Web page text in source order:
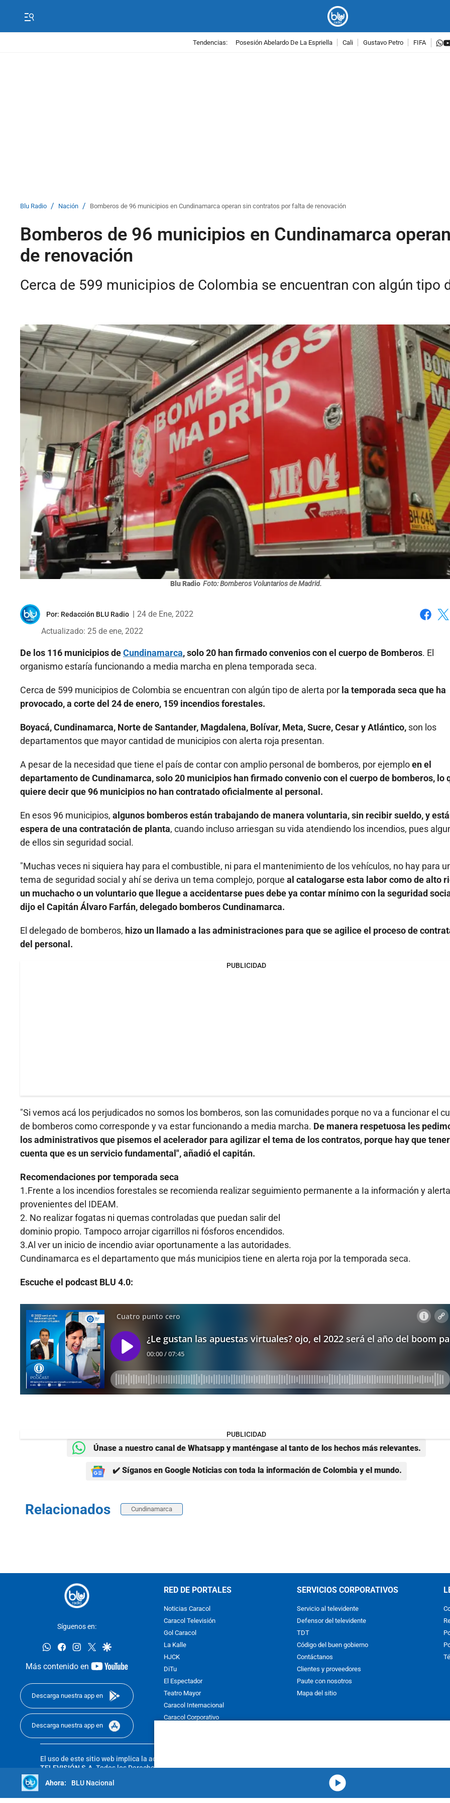
Tendencias: Posesión Abelardo De La Espriella Cali Gustavo Petro FIFA
Blu Radio / Nación / Bomberos de 96 municipios en Cundinamarca operan sin contratos por falta de renovación
Bomberos de 96 municipios en Cundinamarca
de renovación
Cerca de 599 municipios de Colombia se encuentran con algún tipo
Blu Radio Foto: Bomberos Voluntarios de Madrid.
Por: Redacción BLU Radio
24 de Ene, 2022
Actualizado: 25 de ene, 2022
De los 116 municipios deCundinamarca, solo 20 han firmado convenios con el cuerpo de Bomberos. El
organismo estaría funcionando a media marcha en plena temporada seca.
Cerca de 599 municipios de Colombia se encuentran con algún tipo de alerta por la temporada seca que ha
provocado, a corte del 24 de enero, 159 incendios forestales.
Boyacá, Cundinamarca, Norte de Santander, Magdalena, Bolívar, Meta, Sucre, Cesar y Atlántico, son los
departamentos que mayor cantidad de municipios con alerta roja presentan.
A pesar de la necesidad que tiene el país de contar con amplio personal de bomberos, por ejemploen el
departamento de Cundinamarca, solo 20 municipios han firmado convenio con el cuerpo de bomberos, lo
quiere decir que 96 municipios no han contratado oficialmente al personal.
En esos 96 municipios, algunos bomberos están trabajando de manera voluntaria, sin recibir sueldo, y
espera de una contratación de planta, cuando incluso arriesgan su vida atendiendo los incendios, pues
de ellos sin seguridad social.
"Muchas veces ni siquiera hay para el combustible, ni para el mantenimiento de los vehículos, no hay para
tema de seguridad social y ahí se deriva un tema complejo, porque al catalogarse esta labor como de alto
un muchacho o un voluntario que llegue a accidentarse pues debe ya contar mínimo con la seguridad
dijo el Capitán Álvaro Farfán, delegado bomberos Cundinamarca.
El delegado de bomberos, hizo un llamado a las administraciones para que se agilice el proceso de
del personal.
PUBLICIDAD
"Si vemos acá los perjudicados no somos los bomberos, son las comunidades porque no va a funcionar el
de bomberos como corresponde y va estar funcionando a media marcha. De manera respetuosa les
los administrativos que pisemos el acelerador para agilizar el tema de los contratos, porque hay que
cuenta que es un servicio fundamental", añadió el capitán.
Recomendaciones por temporada seca
1.Frente a los incendios forestales se recomienda realizar seguimiento permanente a Ia información y
provenientes del IDEAM.
2. No realizar fogatas ni quemas controladas que puedan salir del
dominio propio. Tampoco arrojar cigarrillos ni fósforos encendidos.
3.Al ver un inicio de incendio aviar oportunamente a las autoridades.
Cundinamarca es el departamento que más municipios tiene en alerta roja por la temporada seca.
Escuche el podcast BLU 4.0:
PUBLICIDAD
Únase a nuestro canal de Whatsapp y manténgase al tanto de los hechos más relevantes.
✔️ Síganos en Google Noticias con toda la información de Colombia y el mundo.
Relacionados Cundinamarca
Síguenos en:
whatsappfacebookinstagram
twittergoogle
Más contenido en
youtube-
Descarga nuestra app en
Descarga nuestra app en
RED DE PORTALES
Noticias Caracol
Caracol Televisión
Gol Caracol
La Kalle
HJCK
DiTu
El Espectador
Teatro Mayor
Caracol Internacional
Caracol Corporativo
SERVICIOS CORPORATIVOS
Servicio al televidente
Defensor del televidente
TDT
Código del buen gobierno
Contáctanos
Clientes y proveedores
Paute con nosotros
Mapa del sitio
El uso de este sitio web implica la aceptación de los
TELEVISIÓN S.A.Todos los Derechos Reservados D.R.A. Prohibida su reproducción total o parcial, así como su traducción a
sin autorización escrita de su titular. Reproduction in whole or in part, or translation without written permission is prohibited. All
reserved 2025.BLU Nacional